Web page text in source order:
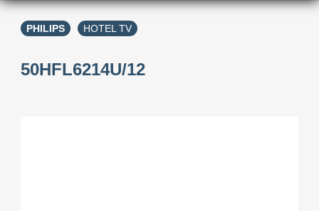
PHILIPS HOTEL TV
50HFL6214U/12